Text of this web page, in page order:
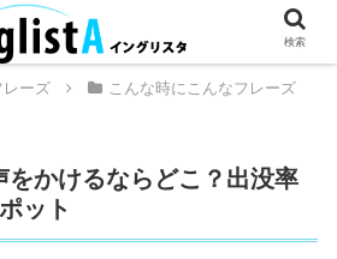
せるとちょっとハッピー。
レーズ こんな時にこんなフレーズ
をかけるならどこ？出没率
ット
検索